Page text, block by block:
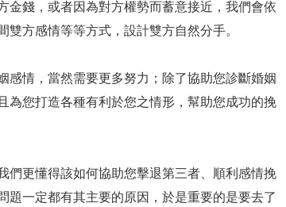
金錢，或者因為對方權勢而蓄意接近，我們會依
方感情等等方式，設計雙方自然分手。
感情，當然需要更多努力；除了協助您診斷婚姻
為您打造各種有利於您之情形，幫助您成功的挽
們更懂得該如何協助您擊退第三者、順利感情挽
題一定都有其主要的原因，於是重要的是要去了